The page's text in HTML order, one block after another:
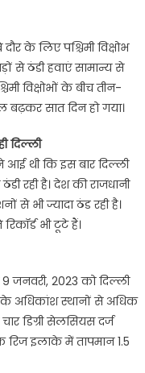
के लिए पश्चिमी विक्षोभ
से ठंडी हवाएं सामान्य से
विक्षोभों के बीच तीन-
बढ़कर सात दिन हो गया।
दिल्ली
थी कि इस बार दिल्ली
रही है। देश की राजधानी
से भी ज्यादा ठंड रही है।
भी टूटे हैं।
जनवरी, 2023 को दिल्ली
के अधिकांश स्थानों से अधिक
डिग्री सेलसियस दर्ज
रिज इलाके में तापमान 1.5